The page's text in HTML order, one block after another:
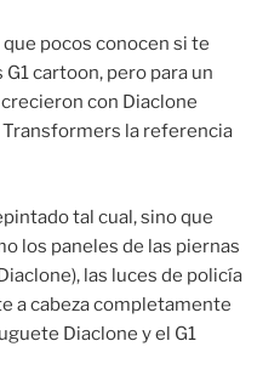
pocos conocen si te
cartoon, pero para un
con Diaclone
la referencia
tal cual, sino que
los paneles de las piernas
las luces de policía
a cabeza completamente
Diaclone y el G1